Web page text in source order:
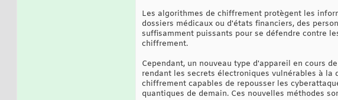
Les algorithmes de chiffrement protègent les
dossiers médicaux ou d'états financiers, des
suffisamment puissants pour se défendre contre
chiffrement.
Cependant, un nouveau type d'appareil en cours
rendant les secrets électroniques vulnérables à la
chiffrement capables de repousser les
quantiques de demain. Ces nouvelles méthodes